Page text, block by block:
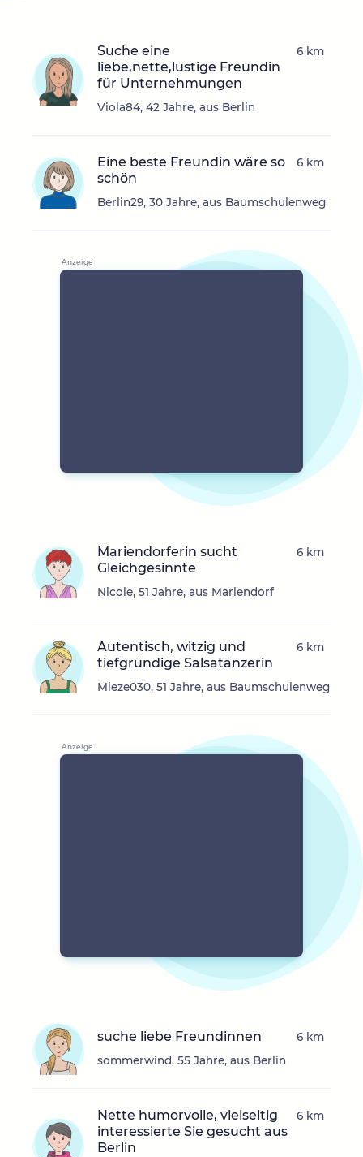
Suche eine
liebe,nette,lustige Freundin
für Unternehmungen
Viola84, 42 Jahre, aus Berlin
6 km
Eine beste Freundin wäre so
schön
Berlin29, 30 Jahre, aus Baumschulenweg
6 km
Mariendorferin sucht
Gleichgesinnte
Nicole, 51 Jahre, aus Mariendorf
6 km
Autentisch, witzig und
tiefgründige Salsatänzerin
Mieze030, 51 Jahre, aus Baumschulenweg
6 km
suche liebe Freundinnen
sommerwind, 55 Jahre, aus Berlin
6 km
Nette humorvolle, vielseitig
interessierte Sie gesucht aus
Berlin
6 km